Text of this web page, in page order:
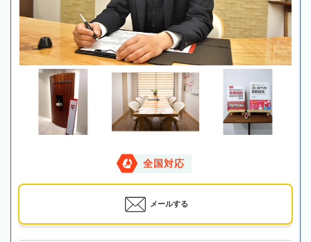
全国対応
メールする